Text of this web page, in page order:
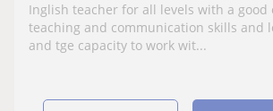
Inglish teacher for all levels with a good
teaching and communication skills and
and tge capacity to work wit...